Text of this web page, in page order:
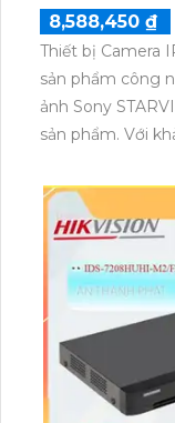
8,588,450 ₫
Thiết bị Camera
sản phẩm công
ảnh Sony
sản phẩm. Với
giúp giám sát
bị này tích hợp
sáng đẹp và độ
sự hỗ trợ các
camera giúp
Cuối cùng,
đêm chất lượng
ảnh sắc nét và
sáng yếu.